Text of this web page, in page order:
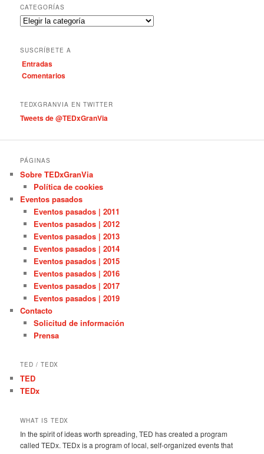
c
a
r
CATEGORÍAS
C
e
g
o
a
s
SUSCRÍBETE A
Entradas
Comentarios
TEDXGRANVIA EN TWITTER
Tweets de @TEDxGranVia
PÁGINAS
Sobre TEDxGranVia
Política de cookies
Eventos pasados
Eventos pasados | 2011
Eventos pasados | 2012
Eventos pasados | 2013
Eventos pasados | 2014
Eventos pasados | 2015
Eventos pasados | 2016
Eventos pasados | 2017
Eventos pasados | 2019
Contacto
Solicitud de información
Prensa
TED / TEDX
TED
TEDx
WHAT IS TEDX
In the spirit of ideas worth spreading, TED has created a program
called TEDx. TEDx is a program of local, self-organized events that